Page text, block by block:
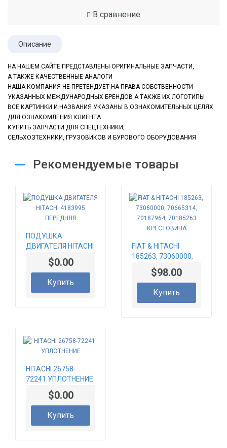
В сравнение
Описание
НА НАШЕМ САЙТЕ ПРЕДСТАВЛЕНЫ ОРИГИНАЛЬНЫЕ ЗАПЧАСТИ,
А ТАКЖЕ КАЧЕСТВЕННЫЕ АНАЛОГИ
НАША КОМПАНИЯ НЕ ПРЕТЕНДУЕТ НА ПРАВА СОБСТВЕННОСТИ
УКАЗАННЫХ МЕЖДУНАРОДНЫХ БРЕНДОВ А ТАКЖЕ ИХ ЛОГОТИПЫ
ВСЕ КАРТИНКИ И НАЗВАНИЯ УКАЗАНЫ В ОЗНАКОМИТЕЛЬНЫХ ЦЕЛЯХ
ДЛЯ ОЗНАКОМЛЕНИЯ КЛИЕНТА
КУПИТЬ ЗАПЧАСТИ ДЛЯ СПЕЦТЕХНИКИ,
СЕЛЬХОЗТЕХНИКИ, ГРУЗОВИКОВ И БУРОВОГО ОБОРУДОВАНИЯ
Рекомендуемые товары
ПОДУШКА
ДВИГАТЕЛЯ HITACHI
4183995 ПЕРЕДНЯЯ
$0.00
Купить
FIAT & HITACHI
185263, 73060000,
70665314, 70187964,
70185263$98.00
Купить
HITACHI 26758-
72241 УПЛОТНЕНИЕ
$0.00
Купить